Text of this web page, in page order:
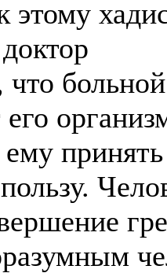
этому
что